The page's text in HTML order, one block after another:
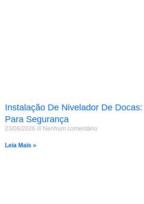
Instalação De Nivelador De
Para Segurança
23/06/2026 Nenhum comentário
Leia Mais »